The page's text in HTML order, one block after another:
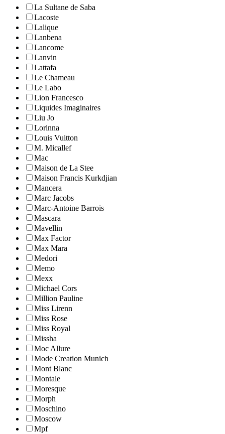
La Sultane de Saba
Lacoste
Lalique
Lanbena
Lancome
Lanvin
Lattafa
Le Chameau
Le Labo
Lion Francesco
Liquides Imaginaires
Liu Jo
Lorinna
Louis Vuitton
M. Micallef
Mac
Maison de La Stee
Maison Francis Kurkdjian
Mancera
Marc Jacobs
Marc-Antoine Barrois
Mascara
Mavellin
Max Factor
Max Mara
Medori
Memo
Mexx
Michael Cors
Million Pauline
Miss Lirenn
Miss Rose
Miss Royal
Missha
Moc Allure
Mode Creation Munich
Mont Blanc
Montale
Moresque
Morph
Moschino
Moscow
Mpf